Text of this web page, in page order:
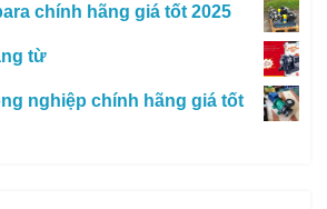
chính hãng giá tốt 2025
từ
nghiệp chính hãng giá tốt